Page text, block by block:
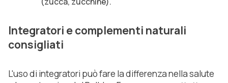
Integratori e complementi naturali
consigliati
L'uso di integratori può fare la differenza nella salute